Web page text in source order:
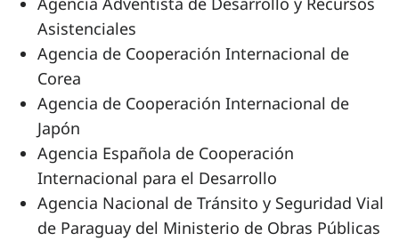
Asistenciales
Agencia de Cooperación Internacional de
Corea
Agencia de Cooperación Internacional de
Japón
Agencia Española de Cooperación
Internacional para el Desarrollo
Agencia Nacional de Tránsito y Seguridad Vial
de Paraguay del Ministerio de Obras Públicas